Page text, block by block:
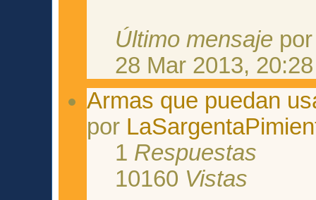
Último mensaje
28 Mar 2013, 20:28
Armas que puedan
por
1 Respuestas
10160 Vistas